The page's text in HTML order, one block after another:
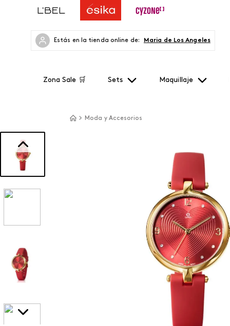
Estás en la tienda online de: Maria de Los Angeles
Zona Sale 🛒 Sets Maquillaje
Moda y Accesorios